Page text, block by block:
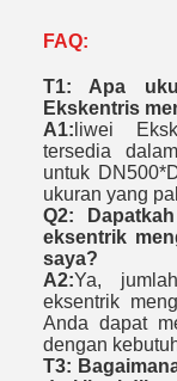
FAQ:
T1: Apa
Ekskentris
A1: liwei
tersedia
untuk
ukuran yang
Q2:
eksentrik
saya?
A2:Ya,
eksentrik
Anda dapat
dengan
T3: